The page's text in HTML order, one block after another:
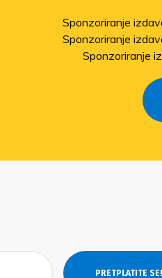
Sponzoriranje
Sponzoriranje
Sponzoriranje